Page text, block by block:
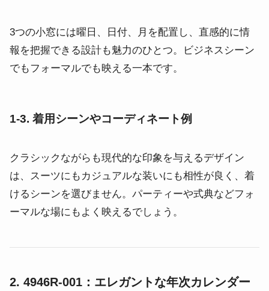
3つの小窓には曜日、日付、月を配置し、直感的に情
報を把握できる設計も魅力のひとつ。ビジネスシーン
でもフォーマルでも映える一本です。
1-3. 着用シーンやコーディネート例
クラシックながらも現代的な印象を与えるデザイン
は、スーツにもカジュアルな装いにも相性が良く、着
けるシーンを選びません。パーティーや式典などフォ
ーマルな場にもよく映えるでしょう。
2. 4946R-001：エレガントな年次カレンダー